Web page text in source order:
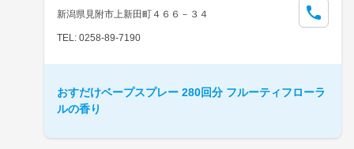
新潟県見附市上新田町４６６－３４
TEL: 0258-89-7190
おすだけベープスプレー 280回分 フルーティフローラ
ルの香り